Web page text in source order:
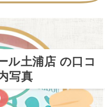
ル土浦店 の口コ
写真